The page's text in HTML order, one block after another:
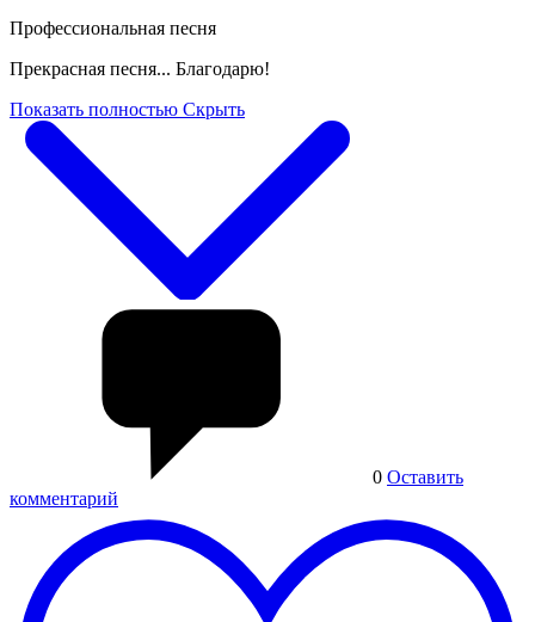
Профессиональная песня
Прекрасная песня... Благодарю!
Показать полностью Скрыть
0 Оставить
комментарий